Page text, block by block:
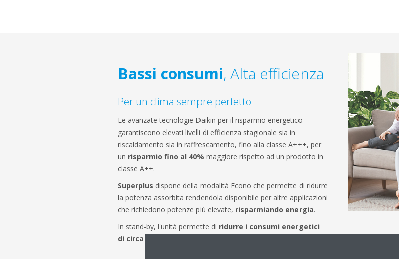
Bassi consumi, Alta efficienza
Per un clima sempre perfetto
Le avanzate tecnologie Daikin per il risparmio energetico
garantiscono elevati livelli di efficienza stagionale sia in
riscaldamento sia in raffrescamento, fino alla classe A+++, per
un risparmio fino al 40% maggiore rispetto ad un prodotto in
classe A++.
Superplus dispone della modalità Econo che permette di ridurre
la potenza assorbita rendendola disponibile per altre applicazioni
che richiedono potenze più elevate, risparmiando energia.
In stand-by, l'unità permette di ridurre i consumi energetici
di circa l’80%